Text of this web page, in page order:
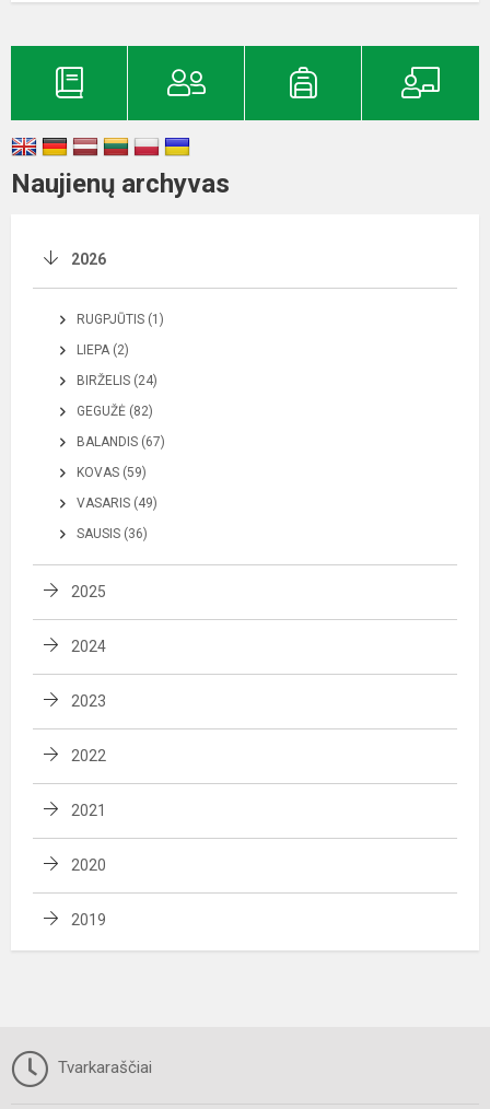
Naujienų archyvas
2026
RUGPJŪTIS (1)
LIEPA (2)
BIRŽELIS (24)
GEGUŽĖ (82)
BALANDIS (67)
KOVAS (59)
VASARIS (49)
SAUSIS (36)
2025
2024
2023
2022
2021
2020
2019
Tvarkaraščiai